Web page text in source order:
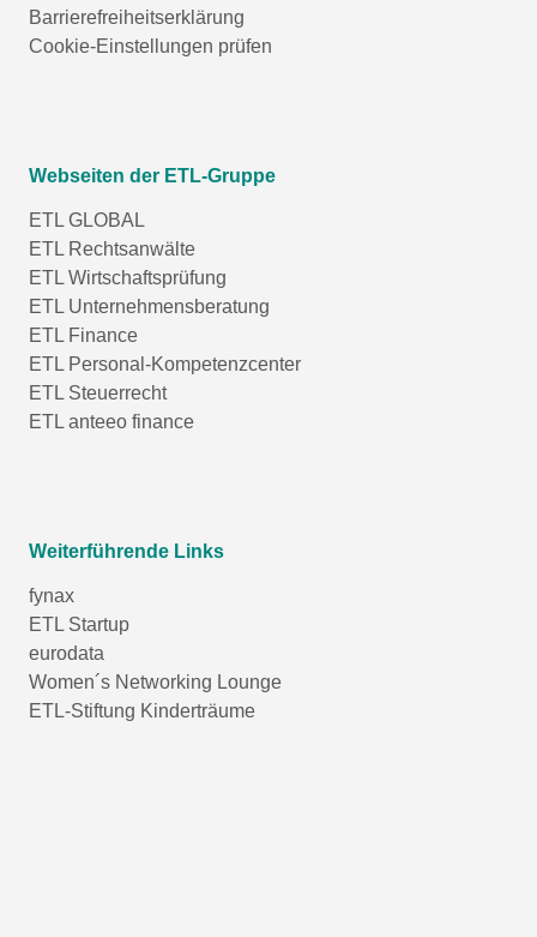
Barrierefreiheitserklärung
Cookie-Einstellungen prüfen
Webseiten der ETL-Gruppe
ETL GLOBAL
ETL Rechtsanwälte
ETL Wirtschaftsprüfung
ETL Unternehmensberatung
ETL Finance
ETL Personal-Kompetenzcenter
ETL Steuerrecht
ETL anteeo finance
Weiterführende Links
fynax
ETL Startup
eurodata
Women´s Networking Lounge
ETL-Stiftung Kinderträume